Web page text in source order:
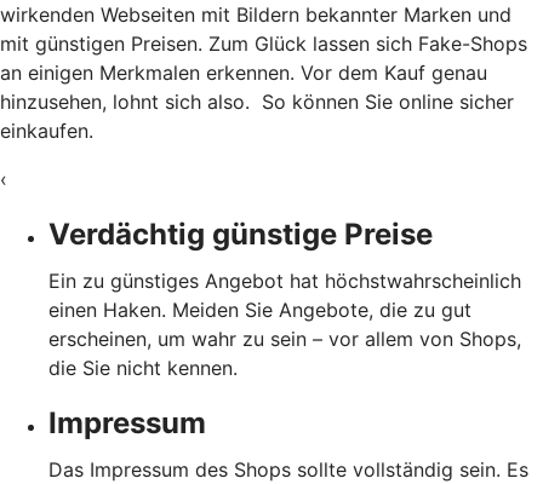
wirkenden Webseiten mit Bildern bekannter Marken und
mit günstigen Preisen. Zum Glück lassen sich Fake-Shops
an einigen Merkmalen erkennen. Vor dem Kauf genau
hinzusehen, lohnt sich also. So können Sie online sicher
einkaufen.
‹
Verdächtig günstige Preise
Ein zu günstiges Angebot hat höchstwahrscheinlich
einen Haken. Meiden Sie Angebote, die zu gut
erscheinen, um wahr zu sein – vor allem von Shops,
die Sie nicht kennen.
Impressum
Das Impressum des Shops sollte vollständig sein. Es